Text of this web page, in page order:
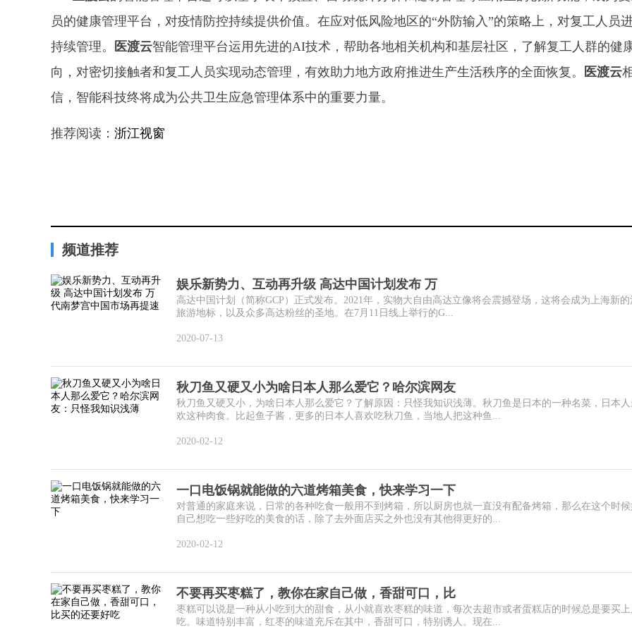
员的健康管理平台，对疫情防控持续提供价值。在应对低风险地区的“外防输入”的策略上，对复工人员
持续管理。
医渡云智能管理平台运用先进的AI技术，帮助各地相关机构和基层社区，了解复工人群的健
向，对密切接触者和复工人员实现动态管理，有效助力地方政府推进生产生活秩序的全面恢复。
医渡云相
信，智能科技终将成为公共卫生应急管理体系中的重要力量。
推荐阅读： 浙江视窗
频道推荐
娱乐新势力、互动再升级 高达中国计划发布 万
高达中国计划（简称GCP）正式发布。2021年，实物大自由高达立像将会震撼登场，这将会成为上海新
旅游地标，以及众多高达粉丝的圣地。在7月11日线上举行的G...
2020-07-13
秋刀鱼又硬又小为啥日本人那么爱它？哈尔滨网友
秋刀鱼又硬又小，为啥日本人那么爱它？了解原因：只怪我知识浅薄。秋刀鱼是日本的一种名菜，日本人
欢这种肉食。比起鱼子酱，更多的日本人喜欢吃秋刀鱼，当地人把这种鱼...
2020-02-12
一口电饭锅就能做的六道烤箱美食，快来学习一下
对普通的家庭来说，日常的各种吃食一般用不到烤箱，所以厨房也就一直没有配备烤箱，那么在这个时候
自己想吃一些好吃的美食的话，除了去外面店买之外也没有其他得更好的...
2020-02-12
不要再买枣糕了，教你在家自己做，香甜可口，比
枣糕可以说是一种从小吃到大的甜食，从小就喜欢枣糕的味道，每次去超市或者蛋糕店的时候总是要买
吃。味道特别丰富，红枣的味道充斥在其中，香甜可口，特别诱人。现在...